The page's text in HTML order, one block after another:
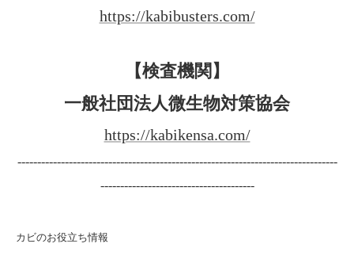
https://kabibusters.com/
【検査機関】
一般社団法人微生物対策協会
https://kabikensa.com/
---------------------------------------------------------------------------------
---------------------------------------
カビのお役立ち情報